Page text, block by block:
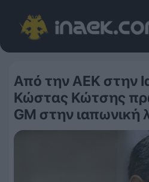
Από την ΑΕΚ στην
Κώστας Κώτσης
GM στην ιαπωνική